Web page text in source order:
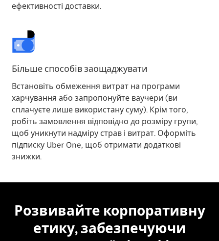
ефективності доставки.
Більше способів заощаджувати
Встановіть обмеження витрат на програми
харчування або запропонуйте ваучери (ви
сплачуєте лише використану суму). Крім того,
робіть замовлення відповідно до розміру групи,
щоб уникнути надміру страв і витрат. Оформіть
підписку Uber One, щоб отримати додаткові
знижки.
Розвивайте корпоративну
етику, забезпечуючи